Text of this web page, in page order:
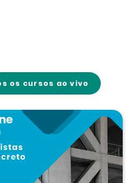
os cursos ao vivo